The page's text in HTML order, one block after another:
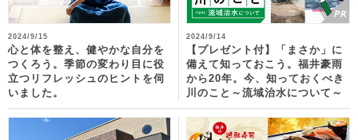
2024/9/15
心と体を整え、健やかな自分を
つくろう。季節の変わり目に役
立つリフレッシュのヒントを伺
いました。
2024/9/14
【プレゼント付】「まさか」に
備えて知っておこう。福井豪雨
から20年。今、知っておくべき
川のこと～流域治水について～